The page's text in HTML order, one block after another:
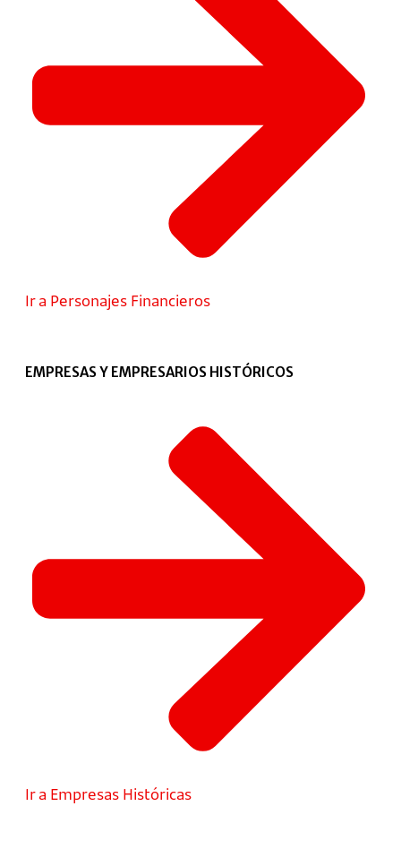
Ir a Personajes Financieros
EMPRESAS Y EMPRESARIOS HISTÓRICOS
Ir a Empresas Históricas